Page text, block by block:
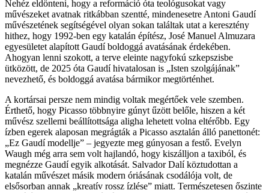
Nehéz eldönteni, hogy a reformáció óta teológusokat vagy
művészeket avatnak ritkábban szentté, mindenesetre Antoni Gaudí
művészetének segítségével olyan sokan találtak utat a keresztény
hithez, hogy 1992-ben egy katalán építész, José Manuel Almuzara
egyesületet alapított Gaudí boldoggá avatásának érdekében.
Ahogyan lenni szokott, a terve eleinte nagyfokú szkepszisbe
ütközött, de 2025 óta Gaudí hivatalosan is „Isten szolgájának”
nevezhető, és boldoggá avatása bármikor megtörténhet.
A kortársai persze nem mindig voltak megértőek vele szemben.
Érthető, hogy Picasso többnyire gúnyt űzött belőle, hiszen a két
művész szellemi beállítottsága aligha lehetett volna eltérőbb. Egy
ízben egerek alaposan megrágták a Picasso asztalán álló panettonét:
„Ez Gaudí modellje” – jegyezte meg gúnyosan a festő. Evelyn
Waugh még arra sem volt hajlandó, hogy kiszálljon a taxiból, és
megnézze Gaudí egyik alkotását. Salvador Dalí köztudottan a
katalán művészet másik modern óriásának csodálója volt, de
elsősorban annak „kreatív rossz ízlése” miatt. Természetesen őszinte